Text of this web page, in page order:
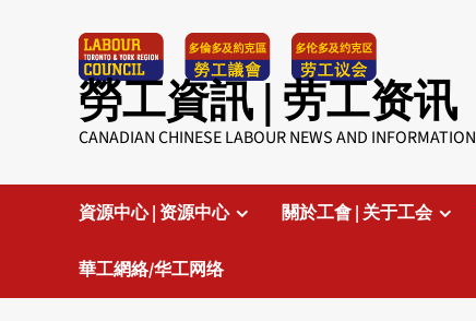
勞工資訊 | 劳工资讯
CANADIAN CHINESE LABOUR NEWS AND INFORMATION
資源中心 | 资源中心 關於工會 | 关于工会
華工網絡/华工网络